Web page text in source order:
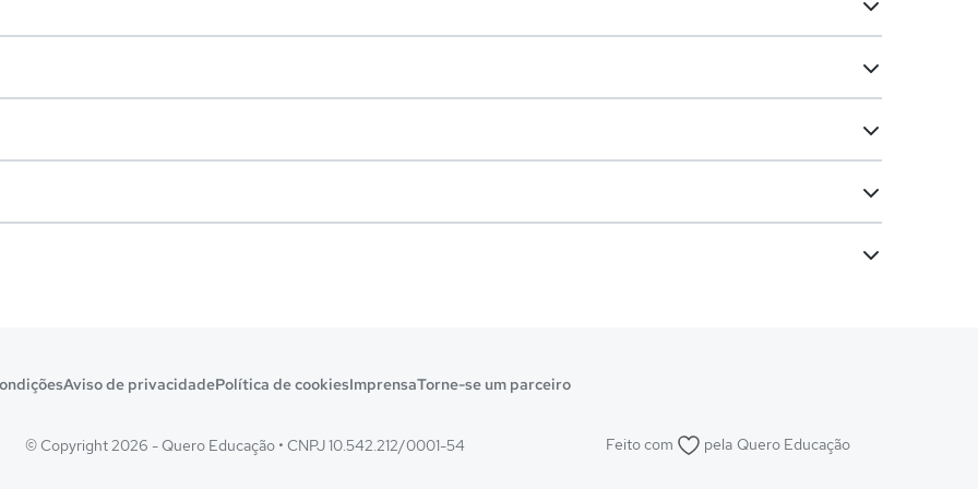
Aviso de privacidadePolítica de cookiesImprensaTorne-se um parceiro
© Copyright 2026 - Quero Educação • CNPJ 10.542.212/0001-54 Feito com pela Quero Educação